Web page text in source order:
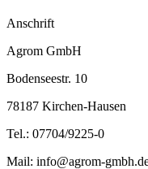
Anschrift
Agrom GmbH
Bodenseestr. 10
78187 Kirchen-Hausen
Tel.: 07704/9225-0
Mail: info@agrom-